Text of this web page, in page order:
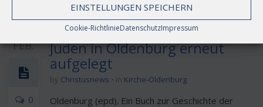
EINSTELLUNGEN SPEICHERN
Cookie-RichtlinieDatenschutzImpressum
FEB.
0
Buch über das Schicksal der
Juden in Oldenburg erneut
aufgelegt
by Christusnews in Kirche-Oldenburg
Oldenburg (epd). Ein Buch zur Geschichte der